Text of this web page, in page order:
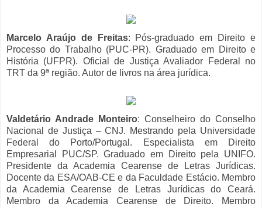
Marcelo Araújo de Freitas: Pós-graduado em Direito e
Processo do Trabalho (PUC-PR). Graduado em Direito e
História (UFPR). Oficial de Justiça Avaliador Federal no
TRT da 9ª região. Autor de livros na área jurídica.
Valdetário Andrade Monteiro: Conselheiro do Conselho
Nacional de Justiça – CNJ. Mestrando pela Universidade
Federal do Porto/Portugal. Especialista em Direito
Empresarial PUC/SP. Graduado em Direito pela UNIFO.
Presidente da Academia Cearense de Letras Jurídicas.
Docente da ESA/OAB-CE e da Faculdade Estácio. Membro
da Academia Cearense de Letras Jurídicas do Ceará.
Membro da Academia Cearense de Direito. Membro